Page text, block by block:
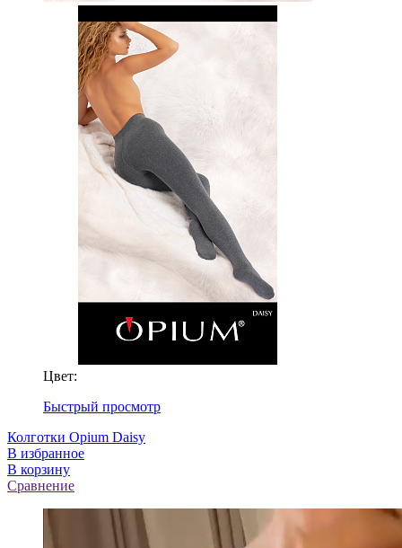
Цвет:
Быстрый просмотр
Колготки Opium Daisy
В избранное
В корзину
Сравнение